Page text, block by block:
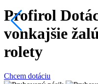
Profirol
vonkajšie
rolety
Chcem dotáciu